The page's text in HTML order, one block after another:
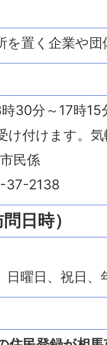
を置く企業や団
30分～17時15
け付けます。
民係
37-2138
日時）
日曜日、祝日